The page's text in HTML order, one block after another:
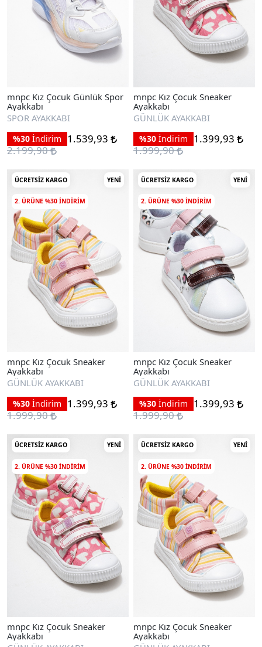
mnpc Kız Çocuk Günlük Spor
Ayakkabı
SPOR AYAKKABI
%30 İndirim
1.539,93
2.199,90
mnpc Kız Çocuk Sneaker
Ayakkabı
GÜNLÜK AYAKKABI
%30 İndirim
1.399,93
1.999,90
ÜCRETSIZ KARGO YENI
2. ÜRÜNE %30 INDIRIM
mnpc Kız Çocuk Sneaker
Ayakkabı
GÜNLÜK AYAKKABI
%30 İndirim
1.399,93
1.999,90
ÜCRETSIZ KARGO YENI
2. ÜRÜNE %30 INDIRIM
mnpc Kız Çocuk Sneaker
Ayakkabı
GÜNLÜK AYAKKABI
%30 İndirim
1.399,93
1.999,90
ÜCRETSIZ KARGO YENI
2. ÜRÜNE %30 INDIRIM
mnpc Kız Çocuk Sneaker
Ayakkabı
ÜCRETSIZ KARGO YENI
2. ÜRÜNE %30 INDIRIM
mnpc Kız Çocuk Sneaker
Ayakkabı